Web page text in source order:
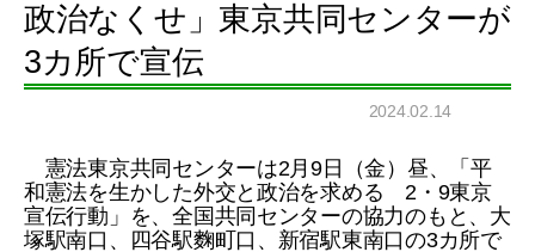
政治なくせ」東京共同センターが
3カ所で宣伝
2024.02.14
憲法東京共同センターは2月9日（金）昼、「平
和憲法を生かした外交と政治を求める 2・9東京
宣伝行動」を、全国共同センターの協力のもと、大
塚駅南口、四谷駅麴町口、新宿駅東南口の3カ所で